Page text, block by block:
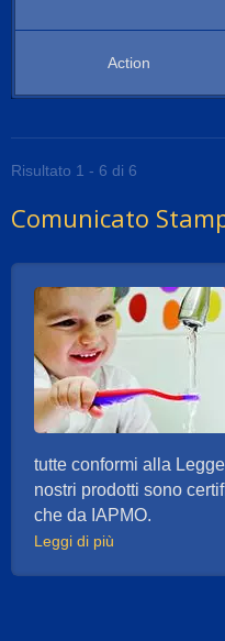
Risultato 1 - 6 di 6
Comunicato
tutte conformi alla
nostri prodotti sono
che da IAPMO.
Leggi di più